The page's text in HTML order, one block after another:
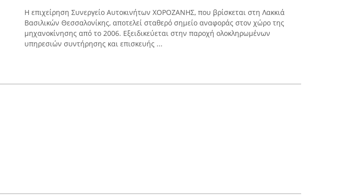
Η επιχείρηση Συνεργείο Αυτοκινήτων ΧΟΡΟΖΑΝΗΣ, που βρίσκεται στη Λακκιά
Βασιλικών Θεσσαλονίκης, αποτελεί σταθερό σημείο αναφοράς στον χώρο της
μηχανοκίνησης από το 2006. Εξειδικεύεται στην παροχή ολοκληρωμένων
υπηρεσιών συντήρησης και επισκευής ...